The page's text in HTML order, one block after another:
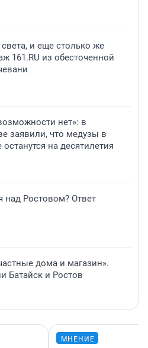
и еще столько же
161.RU из обесточенной
нет»: в
заявили, что медузы в
на десятилетия
над Ростовом? Ответ
дома и магазин».
Батайск и Ростов
МНЕНИЕ